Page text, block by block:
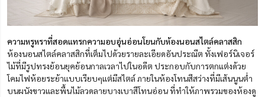
ความหรูหราที่สอดแทรกความอบอุ่นอ่อนโยนกับห้องนอนสไตล์คลาสสิก
ห้องนอนสไตล์คลาสสิกที่เต็มไปด้วยรายละเอียดอันประณีต ทั้งเฟอร์นิเจอร์
ไม้ที่มีรูปทรงย้อนยุคย้อนกาลเวลาไปในอดีต ประกอบกับการตกแต่งด้วย
โคมไฟห้อยระย้าแบบเรียบๆแต่มีสไตล์ ภายในห้องโทนสีสว่างที่มีเส้นนูนต่ำ
บนผนังขาวและพื้นไม้ลวดลายบางเบาสีโทนอ่อน ที่ทำให้ภาพรวมของห้องดู